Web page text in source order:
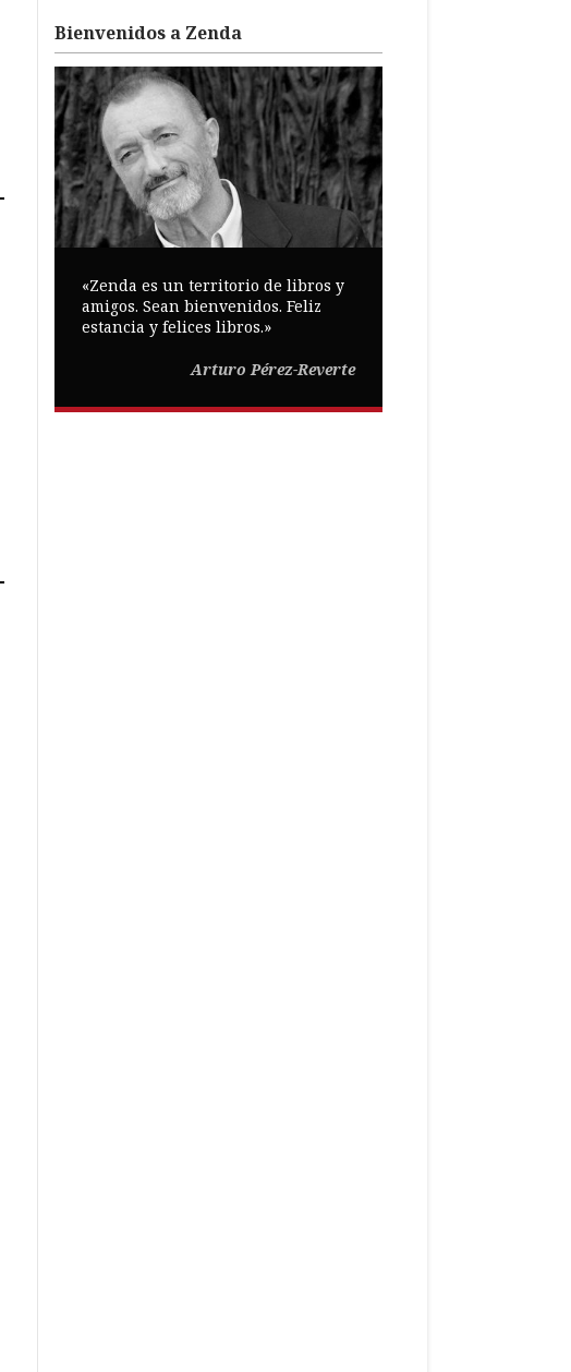
Bienvenidos a Zenda
«Zenda es un territorio de libros y
amigos. Sean bienvenidos. Feliz
estancia y felices libros.»
Arturo Pérez-Reverte